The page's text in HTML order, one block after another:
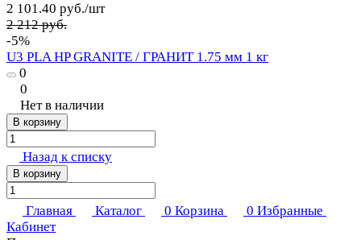
2 101.40 руб./шт
2 212 руб.
-5%
U3 PLA HP GRANITE / ГРАНИТ 1.75 мм 1 кг
0
0
Нет в наличии
В корзину
Назад к списку
В корзину
Главная Каталог 0 Корзина 0 Избранные
Кабинет